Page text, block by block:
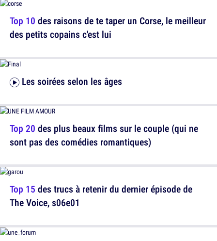
Les soirées selon les âges
Top 15 des trucs à retenir du dernier épisode de
The Voice, s06e01
Top 10 des raisons de te taper un Corse, le meilleur
des petits copains c'est lui
Top 20 des plus beaux films sur le couple (qui ne
sont pas des comédies romantiques)